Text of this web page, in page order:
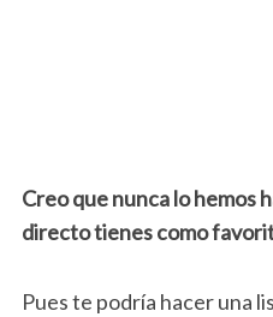
Creo que nunca lo hemos
directo tienes como
Pues te podría hacer una